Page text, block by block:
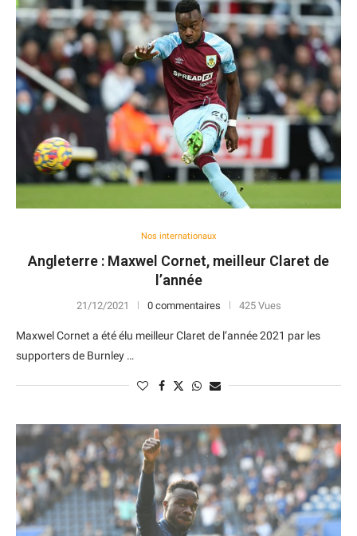
Nos internationaux
Angleterre : Maxwel Cornet, meilleur Claret de
l’année
21/12/2021 0 commentaires 425 Vues
Maxwel Cornet a été élu meilleur Claret de l’année 2021 par les
supporters de Burnley …